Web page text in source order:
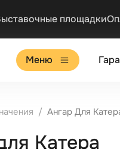
площадки
Меню
Ангар Для
Катера